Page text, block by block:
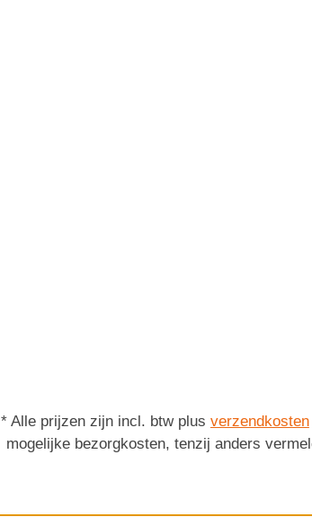
* Alle prijzen zijn incl. btw plus verzendkosten
mogelijke bezorgkosten, tenzij anders